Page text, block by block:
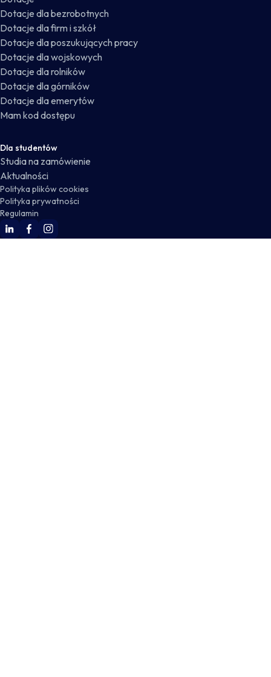
Dotacje dla bezrobotnych
Dotacje dla firm i szkół
Dotacje dla poszukujących pracy
Dotacje dla wojskowych
Dotacje dla rolników
Dotacje dla górników
Dotacje dla emerytów
Mam kod dostępu
Dla studentów
Studia na zamówienie
Aktualności
Polityka plików cookies
Polityka prywatności
Regulamin
WSKZ Linkedin
WSKZ Facebook
WSKZ Instagram